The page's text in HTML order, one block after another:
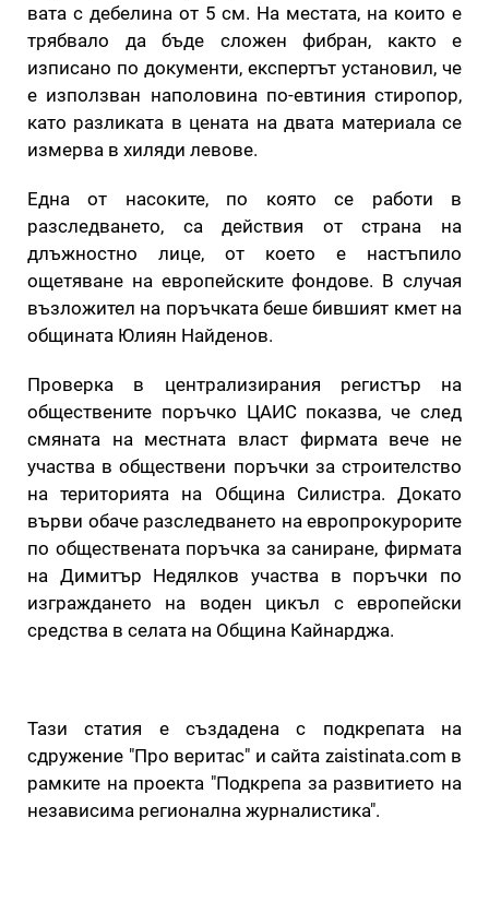
вата с дебелина от 5 см. На местата, на които е
трябвало да бъде сложен фибран, както е
изписано по документи, експертът установил, че
е използван наполовина по-евтиния стиропор,
като разликата в цената на двата материала се
измерва в хиляди левове.
Една от насоките, по която се работи в
разследването, са действия от страна на
длъжностно лице, от което е настъпило
ощетяване на европейските фондове. В случая
възложител на поръчката беше бившият кмет на
общината Юлиян Найденов.
Проверка в централизирания регистър на
обществените поръчко ЦАИС показва, че след
смяната на местната власт фирмата вече не
участва в обществени поръчки за строителство
на територията на Община Силистра. Докато
върви обаче разследването на европрокурорите
по обществената поръчка за саниране, фирмата
на Димитър Недялков участва в поръчки по
изграждането на воден цикъл с европейски
средства в селата на Община Кайнарджа.
Тази статия е създадена с подкрепата на
сдружение "Про веритас" и сайта zaistinata.com в
рамките на проекта "Подкрепа за развитието на
независима регионална журналистика".